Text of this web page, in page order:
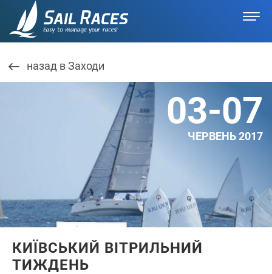
назад в Заходи
03-07
ЧЕРВЕНЬ 2017
КИЇВСЬКИЙ ВІТРИЛЬНИЙ
ТИЖДЕНЬ